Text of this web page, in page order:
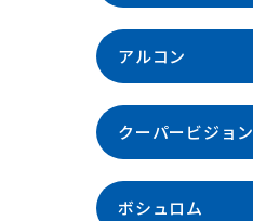
アルコン
クーパービジョン
ボシュロム